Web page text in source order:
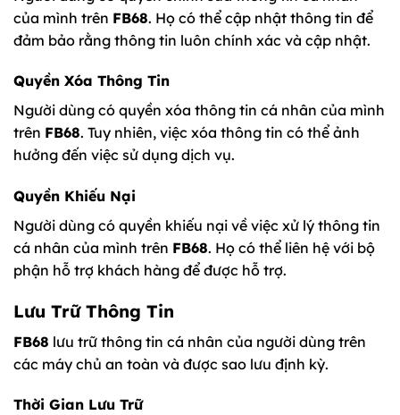
của mình trên FB68. Họ có thể cập nhật thông tin để
đảm bảo rằng thông tin luôn chính xác và cập nhật.
Quyền Xóa Thông Tin
Người dùng có quyền xóa thông tin cá nhân của mình
trên FB68. Tuy nhiên, việc xóa thông tin có thể ảnh
hưởng đến việc sử dụng dịch vụ.
Quyền Khiếu Nại
Người dùng có quyền khiếu nại về việc xử lý thông tin
cá nhân của mình trên FB68. Họ có thể liên hệ với bộ
phận hỗ trợ khách hàng để được hỗ trợ.
Lưu Trữ Thông Tin
FB68 lưu trữ thông tin cá nhân của người dùng trên
các máy chủ an toàn và được sao lưu định kỳ.
Thời Gian Lưu Trữ